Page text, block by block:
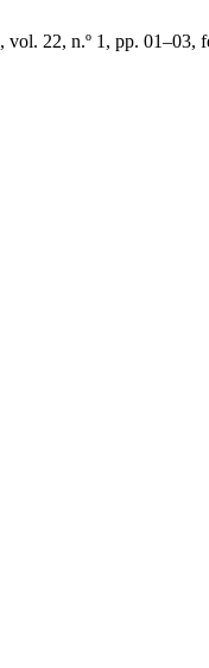
, vol. 22, n.º 1, pp. 01–03,